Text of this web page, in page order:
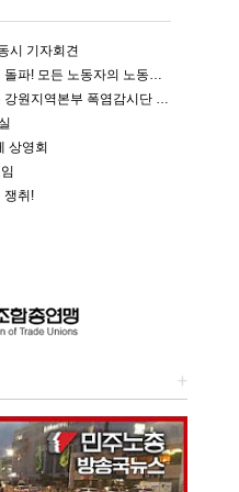
시 기자회견
기본권 쟁취! 민주노총 7.15 총파업대회
본부 폭염감시단 선포 기자회견
상영회
쟁취!
+